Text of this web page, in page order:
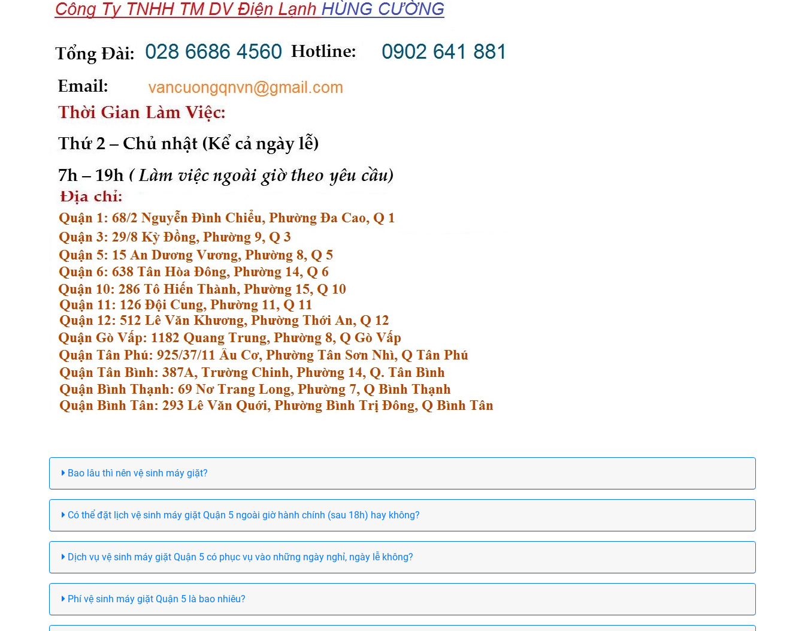
Bao lâu thì nên vệ sinh máy giặt?
Có thể đặt lịch vệ sinh máy giặt Quận 5 ngoài giờ hành chính (sau 18h) hay không?
Dịch vụ vệ sinh máy giặt Quận 5 có phục vụ vào những ngày nghỉ, ngày lễ không?
Phí vệ sinh máy giặt Quận 5 là bao nhiêu?